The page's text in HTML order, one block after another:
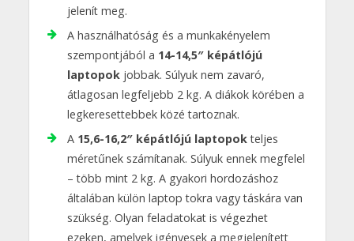
jelenít meg.
A használhatóság és a munkakényelem
szempontjából a 14-14,5″ képátlójú
laptopok jobbak. Súlyuk nem zavaró,
átlagosan legfeljebb 2 kg. A diákok körében a
legkeresettebbek közé tartoznak.
A 15,6-16,2″ képátlójú laptopokteljes
méretűnek számítanak. Súlyuk ennek megfelel
– több mint 2 kg. A gyakori hordozáshoz
általában külön laptop tokra vagy táskára van
szükség. Olyan feladatokat is végezhet
ezeken, amelyek igényesek a megjelenített